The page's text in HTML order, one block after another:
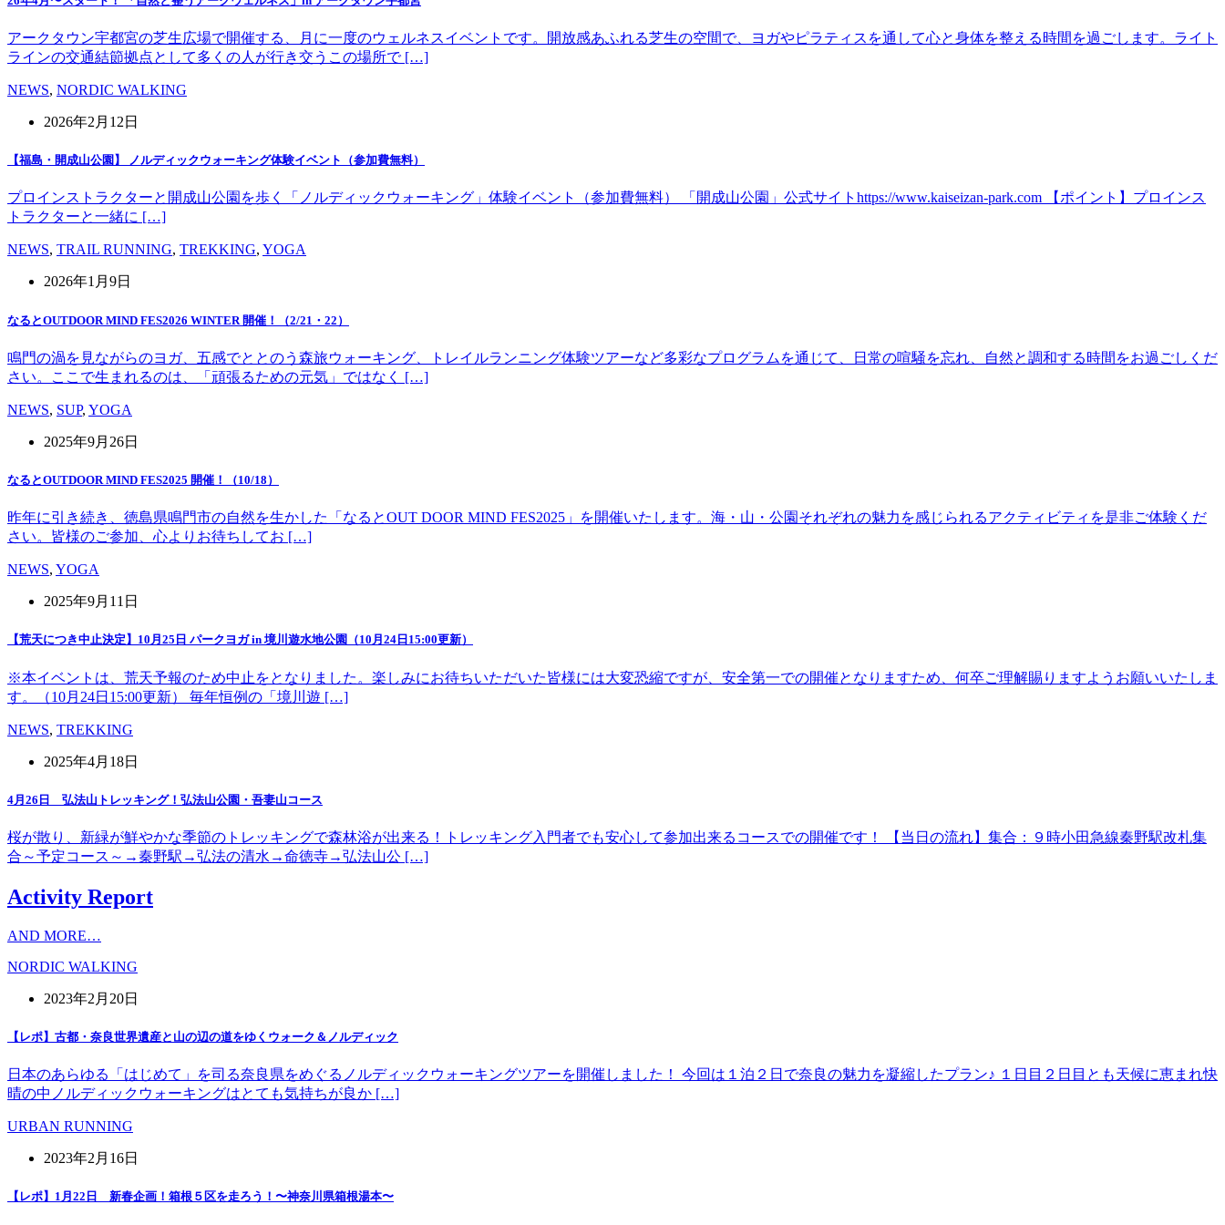
アークタウン宇都宮の芝生広場で開催する、月に一度のウェルネスイベントです。開放感あふれる芝生の空間で、ヨガやピラティスを通して心と身体を整える時間を過ごします。ライト
ラインの交通結節拠点として多くの人が行き交うこの場所で […]
NEWS, NORDIC WALKING
2026年2月12日
【福島・開成山公園】 ノルディックウォーキング体験イベント（参加費無料）
プロインストラクターと開成山公園を歩く「ノルディックウォーキング」体験イベント（参加費無料） 「開成山公園」公式サイトhttps://www.kaiseizan-park.com 【ポイント】プロインス
トラクターと一緒に […]
NEWS, TRAIL RUNNING, TREKKING, YOGA
2026年1月9日
なるとOUTDOOR MIND FES2026 WINTER 開催！（2/21・22）
鳴門の渦を見ながらのヨガ、五感でととのう森旅ウォーキング、トレイルランニング体験ツアーなど多彩なプログラムを通じて、日常の喧騒を忘れ、自然と調和する時間をお過ごしくだ
さい。ここで生まれるのは、「頑張るための元気」ではなく […]
NEWS, SUP, YOGA
2025年9月26日
なるとOUTDOOR MIND FES2025 開催！（10/18）
昨年に引き続き、徳島県鳴門市の自然を生かした「なるとOUT DOOR MIND FES2025」を開催いたします。海・山・公園それぞれの魅力を感じられるアクティビティを是非ご体験くだ
さい。皆様のご参加、心よりお待ちしてお […]
NEWS, YOGA
2025年9月11日
【荒天につき中止決定】10月25日 パークヨガ in 境川遊水地公園（10月24日15:00更新）
※本イベントは、荒天予報のため中止をとなりました。楽しみにお待ちいただいた皆様には大変恐縮ですが、安全第一での開催となりますため、何卒ご理解賜りますようお願いいたしま
す。（10月24日15:00更新） 毎年恒例の「境川遊 […]
NEWS, TREKKING
2025年4月18日
4月26日 弘法山トレッキング！弘法山公園・吾妻山コース
桜が散り、新緑が鮮やかな季節のトレッキングで森林浴が出来る！トレッキング入門者でも安心して参加出来るコースでの開催です！ 【当日の流れ】集合：９時小田急線秦野駅改札集
合～予定コース～→秦野駅→弘法の清水→命徳寺→弘法山公 […]
Activity Report
AND MORE…
NORDIC WALKING
2023年2月20日
【レポ】古都・奈良世界遺産と山の辺の道をゆくウォーク＆ノルディック
日本のあらゆる「はじめて」を司る奈良県をめぐるノルディックウォーキングツアーを開催しました！ 今回は１泊２日で奈良の魅力を凝縮したプラン♪ １日目２日目とも天候に恵まれ快
晴の中ノルディックウォーキングはとても気持ちが良か […]
URBAN RUNNING
2023年2月16日
【レポ】1月22日 新春企画！箱根５区を走ろう！〜神奈川県箱根湯本〜